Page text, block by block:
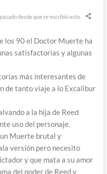
desde que se escribió esto
los 90 el Doctor Muerte ha
satisfactorias y algunas
más interesantes de
de tanto viaje a lo Excalibur
a la hija de Reed
uso del personaje.
Muerte brutal y
versión pero necesito
y que mata a su amor
del poder de Reed y